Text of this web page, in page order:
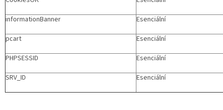
informationBanner
Esenciální
pcart
Esenciální
PHPSESSID
Esenciální
SRV_ID
Esenciální